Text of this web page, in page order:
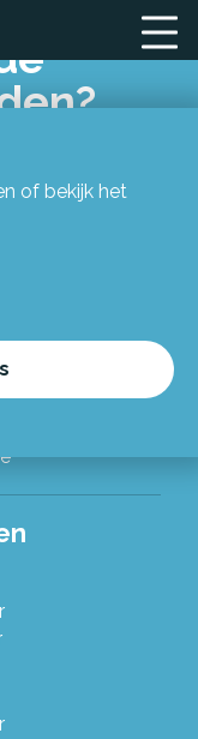
of bekijk het